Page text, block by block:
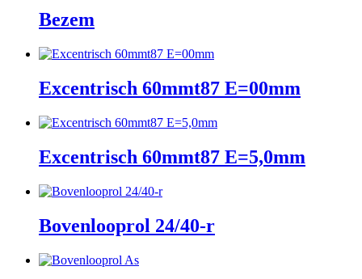
Bezem
Excentrisch 60mmt87 E=00mm
Excentrisch 60mmt87 E=5,0mm
Bovenlooprol 24/40-r